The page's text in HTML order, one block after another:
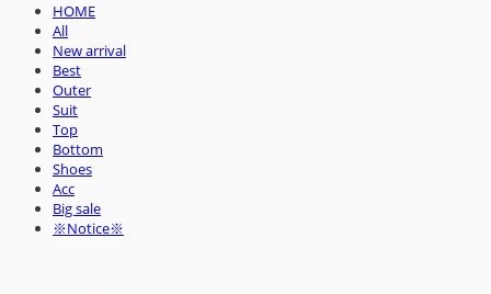
HOME
All
New arrival
Best
Outer
Suit
Top
Bottom
Shoes
Acc
Big sale
※Notice※